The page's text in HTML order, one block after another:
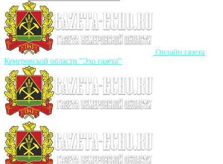
Онлайн газета
Кемеровской области "Эхо газета"